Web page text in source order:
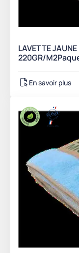
LAVETTE
220GR/
En savoir plus